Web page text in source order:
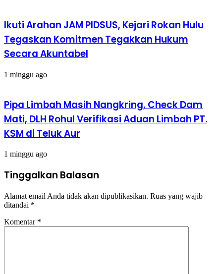
Ikuti Arahan JAM PIDSUS, Kejari Rokan Hulu
Tegaskan Komitmen Tegakkan Hukum
Secara Akuntabel
1 minggu ago
Pipa Limbah Masih Nangkring, Check Dam
Mati, DLH Rohul Verifikasi Aduan Limbah PT.
KSM di Teluk Aur
1 minggu ago
Tinggalkan Balasan
Alamat email Anda tidak akan dipublikasikan. Ruas yang wajib
ditandai *
Komentar *